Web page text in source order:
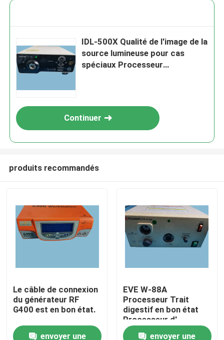
IDL-500X Qualité de l'image de la
source lumineuse pour cas
spéciaux Processeur
Continuer
produits recommandés
Le câble de connexion
du générateur RF
G400 est en bon état.
envoyer une
EVE W-88A
Processeur Trait
digestif en bon état
Processeur d'
endoscopie
envoyer une